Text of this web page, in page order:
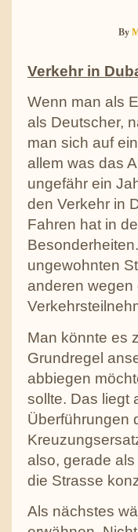
By
Verkehr in
Wenn man als
als Deutscher,
man sich auf
allem was das
ungefähr ein
den Verkehr in
Fahren hat in
ungewohnten
anderen wegen
Man könnte es
Grundregel
abbiegen
sollte. Das liegt
Überführungen
also, gerade
die Strasse
Als nächstes